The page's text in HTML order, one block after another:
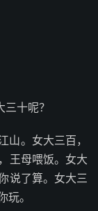
十呢？
山。女大三百，
王母喂饭。女大
说了算。女大三
。